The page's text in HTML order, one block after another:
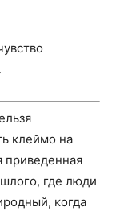
клеймо на
приведенная
где люди
когда